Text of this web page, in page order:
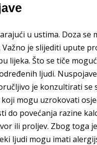
u ustima. Doza se
je slijediti upute
Što se tiče
ljudi.
je konzultirati se
mogu uzrokovati
do povećanja razine
ili proljev. Zbog toga
ljudi mogu imati